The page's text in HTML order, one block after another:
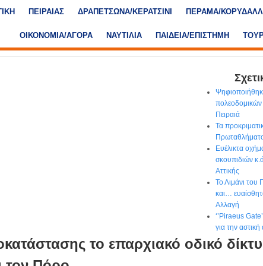
ΠΕΙΡΑΙΑΣ ΔΡΑΠΕΤΣΩΝΑ/ΚΕΡΑΤΣΙΝΙ ΠΕΡΑΜΑ/
ΟΙΚΟΝΟΜΙΑ/ΑΓΟΡΑ ΝΑΥΤΙΛΙΑ ΠΑΙΔΕΙΑ/ΕΠΙΣΤΗΜΗ
Πειραιά
Τα
Ευέλικτα
σκουπιδιών
Αττικής
Το Λιμάνι του
και…
Αλλαγή
‘’Piraeus
για την
το επαρχιακό οδικό